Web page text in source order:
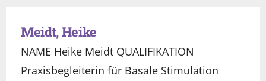
Meidt, Heike
NAME Heike Meidt QUALIFIKATION
Praxisbegleiterin für Basale Stimulation